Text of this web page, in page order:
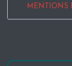
MENTIONS